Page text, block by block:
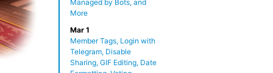
Managed by Bots, and
More
Mar 1
Member Tags, Login with
Telegram, Disable
Sharing, GIF Editing, Date